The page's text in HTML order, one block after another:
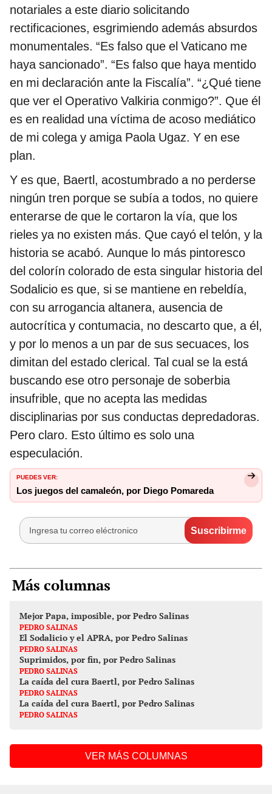
notariales a este diario solicitando
rectificaciones, esgrimiendo además absurdos
monumentales. “Es falso que el Vaticano me
haya sancionado”. “Es falso que haya mentido
en mi declaración ante la Fiscalía”. “¿Qué tiene
que ver el Operativo Valkiria conmigo?”. Que él
es en realidad una víctima de acoso mediático
de mi colega y amiga Paola Ugaz. Y en ese
plan.
Y es que, Baertl, acostumbrado a no perderse
ningún tren porque se subía a todos, no quiere
enterarse de que le cortaron la vía, que los
rieles ya no existen más. Que cayó el telón, y la
historia se acabó. Aunque lo más pintoresco
del colorín colorado de esta singular historia del
Sodalicio es que, si se mantiene en rebeldía,
con su arrogancia altanera, ausencia de
autocrítica y contumacia, no descarto que, a él,
y por lo menos a un par de sus secuaces, los
dimitan del estado clerical. Tal cual se la está
buscando ese otro personaje de soberbia
insufrible, que no acepta las medidas
disciplinarias por sus conductas depredadoras.
Pero claro. Esto último es solo una
especulación.
PUEDES VER:
Los juegos del camaleón, por Diego Pomareda
Más columnas
Mejor Papa, imposible, por Pedro Salinas
PEDRO SALINAS
El Sodalicio y el APRA, por Pedro Salinas
PEDRO SALINAS
Suprimidos, por fin, por Pedro Salinas
PEDRO SALINAS
La caída del cura Baertl, por Pedro Salinas
PEDRO SALINAS
La caída del cura Baertl, por Pedro Salinas
PEDRO SALINAS
VER MÁS COLUMNAS